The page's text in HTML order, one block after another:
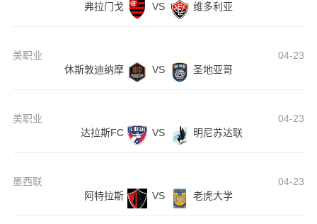
弗拉门戈
VS 维多利亚
美职业
04-23
休斯敦迪纳摩
VS 圣地亚哥
美职业
04-23
达拉斯FC
VS 明尼苏达联
墨西联
04-23
阿特拉斯
VS 老虎大学